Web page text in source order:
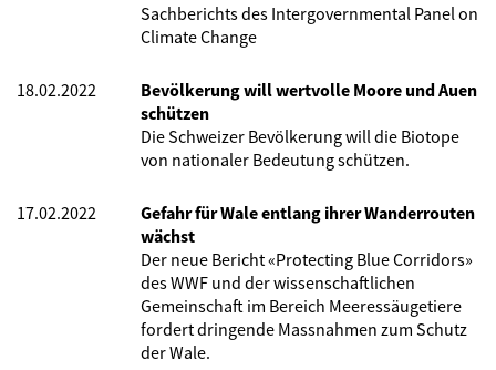
Sachberichts des Intergovernmental Panel on
Climate Change
18.02.2022
Bevölkerung will wertvolle Moore und Auen
schützen
Die Schweizer Bevölkerung will die Biotope
von nationaler Bedeutung schützen.
17.02.2022
Gefahr für Wale entlang ihrer Wanderrouten
wächst
Der neue Bericht «Protecting Blue Corridors»
des WWF und der wissenschaftlichen
Gemeinschaft im Bereich Meeressäugetiere
fordert dringende Massnahmen zum Schutz
der Wale.